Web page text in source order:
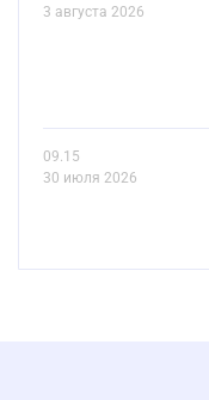
3 августа 2026
09.15
30 июля 2026